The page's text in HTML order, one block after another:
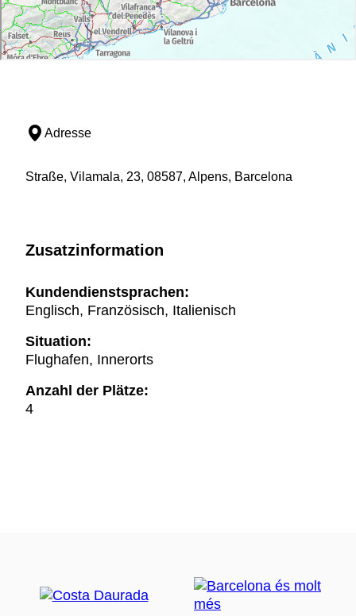
Adresse
Straße, Vilamala, 23, 08587, Alpens, Barcelona
Zusatzinformation
Kundendienstsprachen:
Englisch, Französisch, Italienisch
Situation:
Flughafen, Innerorts
Anzahl der Plätze:
4